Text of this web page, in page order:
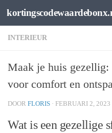
Spring naar de inhoud
INTERIEUR
Maak je huis gezellig:
voor comfort en
DOOR FLORIS · FEBRUARI 2, 2023
Wat is een gezellige